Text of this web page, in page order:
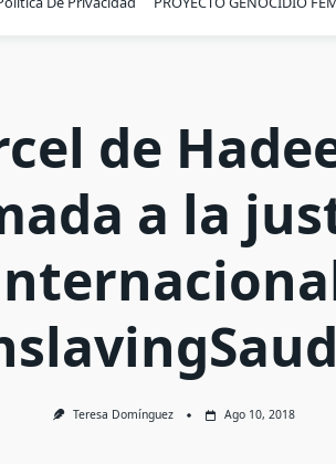
de
a la
Teresa Domínguez Ago 10, 2018